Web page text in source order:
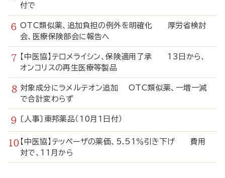
付で
OTC類似薬、追加負担の例外を明確化 厚労省検討
会、医療保険部会に報告へ
【中医協】テロメライシン、保険適用了承 13日から、
オンコリスの再生医療等製品
対象成分にラメルテオン追加 OTC類似薬、一増一減
で合計変わらず
〔人事〕東邦薬品（10月1日付）
【中医協】テッペーザの薬価、5.51％引き下げ 費用
対で、11月から